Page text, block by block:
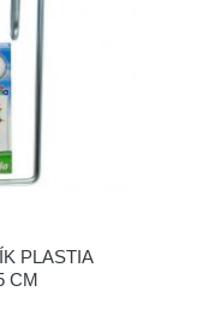
PLASTIA
CM